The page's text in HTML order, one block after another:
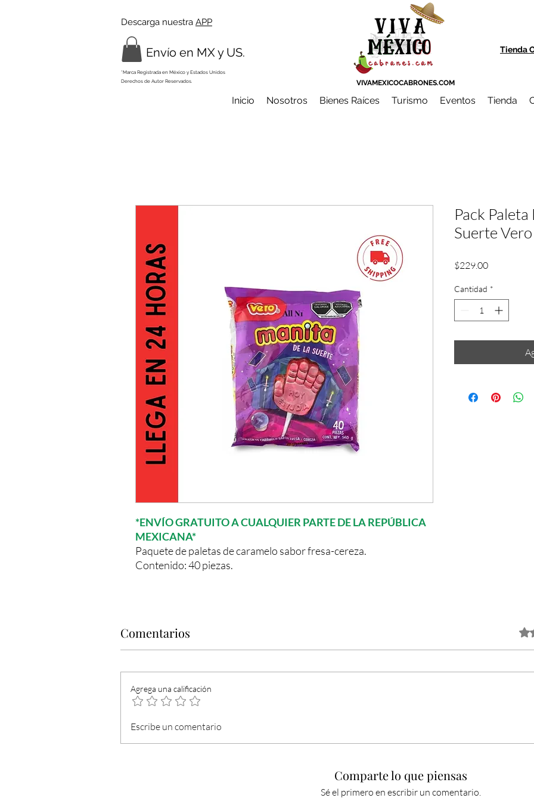
Descarga nuestra APP
Envío en MX y US.
*Marca Registrada en México y Estados Unidos
Derechos de Autor Reservados.
Tienda
Inicio Nosotros Bienes Raíces Turismo Eventos Tienda
VIVAMEXICOCABRONES.COM
*ENVÍO GRATUITO A CUALQUIER PARTE DE LA REPÚBLICA
MEXICANA*
Paquete de paletas de caramelo sabor fresa-cereza.
Contenido: 40 piezas.
Pack
Suerte Vero
$229.00Precio
Cantidad *
Comentarios
Agrega una calificación
Escribe un comentario
Comparte lo que piensas
Sé el primero en escribir un comentario.